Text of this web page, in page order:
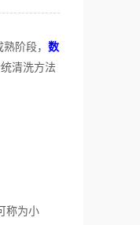
阶段， 数
清洗方法
称为小